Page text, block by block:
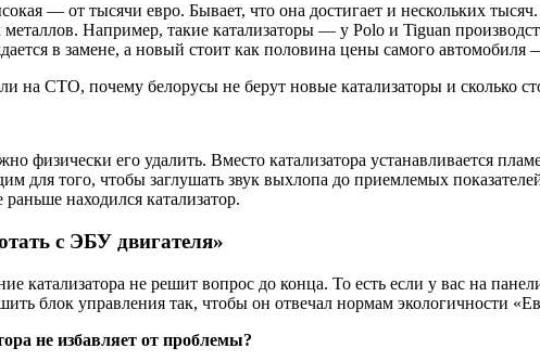
— от тысячи евро. Бывает, что она достигает и нескольких
Например, такие катализаторы — у Polo и Tiguan
в замене, а новый стоит как половина цены самого автомобиля
его удалить. Вместо катализатора устанавливается
для того, чтобы заглушать звук выхлопа до приемлемых
находился катализатор.
с ЭБУ двигателя»
катализатора не решит вопрос до конца. То есть если у вас на
блок управления так, чтобы он отвечал нормам экологичности
не избавляет от проблемы?